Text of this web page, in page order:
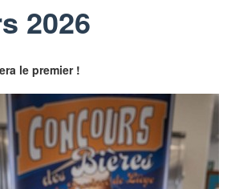
2026
le premier !